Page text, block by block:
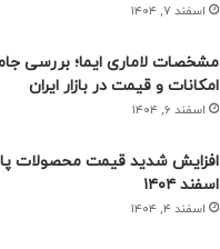
اسفند ۷, ۱۴۰۴
مشخصات لاماری ایما؛ بررسی
امکانات و قیمت در بازار ایران
اسفند ۶, ۱۴۰۴
افزایش شدید قیمت محصولات
اسفند ۱۴۰۴
اسفند ۴, ۱۴۰۴